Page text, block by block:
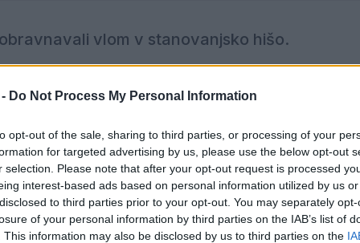
Do Not Process My Personal Information
opt-out of the sale, sharing to third parties, or processing of your
for targeted advertising by us, please use the below opt-out
selection. Please note that after your opt-out request is processed
interest-based ads based on personal information utilized by us
to third parties prior to your opt-out. You may separately
of your personal information by third parties on the IAB’s list of
This information may also be disclosed by us to third parties on the
vlom v stanovanjsko hišo.
policisti obravnavali vlom v stanovanjsko hišo.
in iz notranjosti odtujil več predmetov.
z orodjem, pihalnik listja in sesalec.Lastnikom je
in zbira informacije o storilcu.